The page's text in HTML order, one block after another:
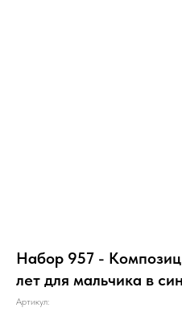
Набор 957 -
лет для мальчика в
Артикул: